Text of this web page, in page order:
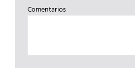
Comentarios